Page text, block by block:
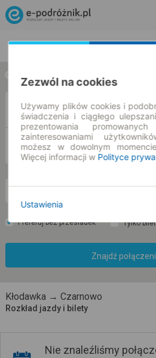
w jedną stronę
Preferuj bez przesiadek Tylko
Znajdź
Kłodawka → Czarnowo
Rozkład jazdy i bilety
Nie znaleźliśmy
Zezwól na cookies
Używamy plików cookies i
świadczenia i ciągłego
prezentowania
zainteresowaniami
możesz w dowolnym
Więcej informacji w Polityce
Ustawienia